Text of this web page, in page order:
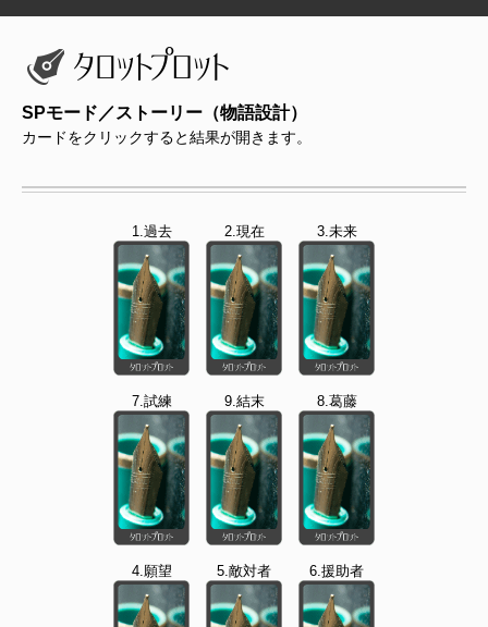
SPモード／ストーリー（物語設計）
カードをクリックすると結果が開きます。
1.過去 2.現在 3.未来
7.試練 9.結末 8.葛藤
4.願望 5.敵対者 6.援助者